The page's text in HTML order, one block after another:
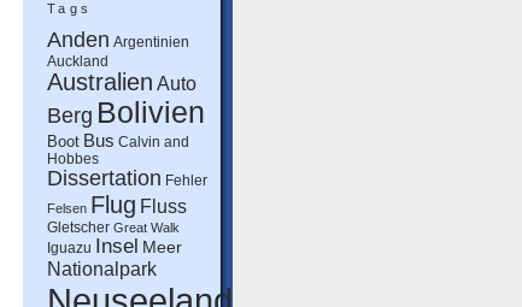
Tags
Anden Argentinien
Auckland
Australien Auto
Berg Bolivien
Boot Bus Calvin and
Hobbes
Dissertation Fehler
Felsen Flug Fluss
Gletscher Great Walk
Iguazu Insel Meer
Nationalpark